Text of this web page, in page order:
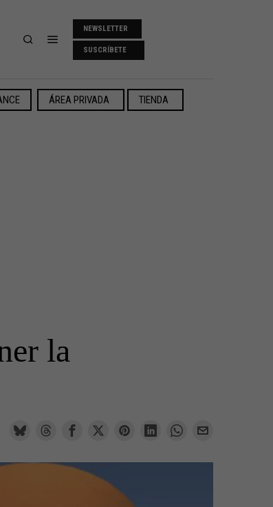
NEWSLETTER
SUSCRÍBETE
ÁREA PRIVADA TIENDA
la